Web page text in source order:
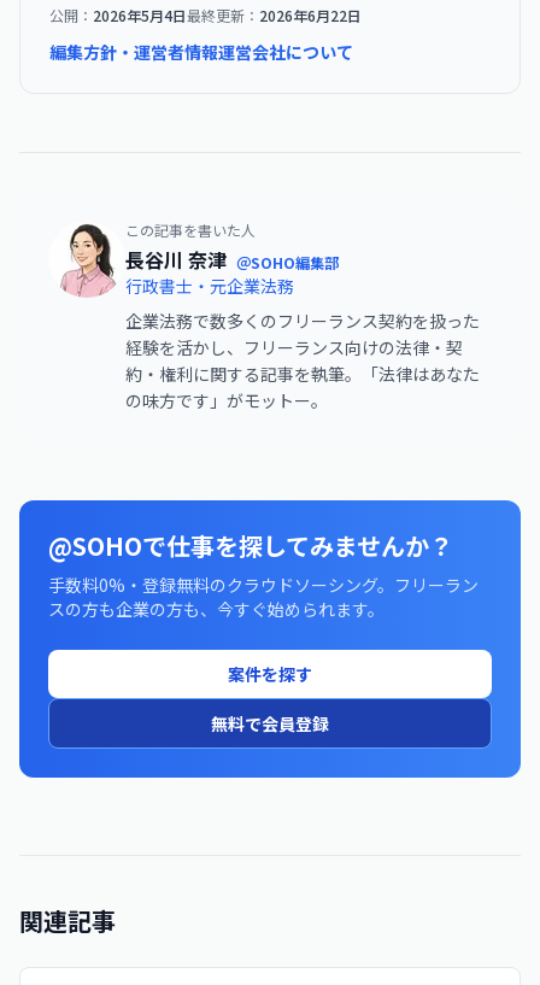
公開： 2026年5月4日最終更新： 2026年6月22日
編集方針・運営者情報運営会社について
この記事を書いた人
長谷川 奈津 ＠SOHO編集部
行政書士・元企業法務
企業法務で数多くのフリーランス契約を扱った
経験を活かし、フリーランス向けの法律・契
約・権利に関する記事を執筆。「法律はあなた
の味方です」がモットー。
@SOHOで仕事を探してみませんか？
手数料0%・登録無料のクラウドソーシング。フリーラン
スの方も企業の方も、今すぐ始められます。
案件を探す
無料で会員登録
関連記事